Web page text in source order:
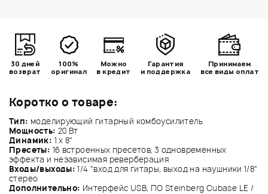
Коротко о товаре:
Тип: моделирующий гитарный комбоусилитель
Мощность: 20 Вт
Динамик: 1 х 8"
Пресеты: 16 встроенных пресетов, 3 одновременных
эффекта и независимая реверберация
Входы/выходы:1/4 "вход для гитары, выход на наушники 1/8"
стерео
Дополнительно: Интерфейс USB, ПО Steinberg Cubase LE /
30 дней
возврат
100%
оригинал
Можно
в кредит
Гарантия
и поддержка
Принимаем
все виды оплат